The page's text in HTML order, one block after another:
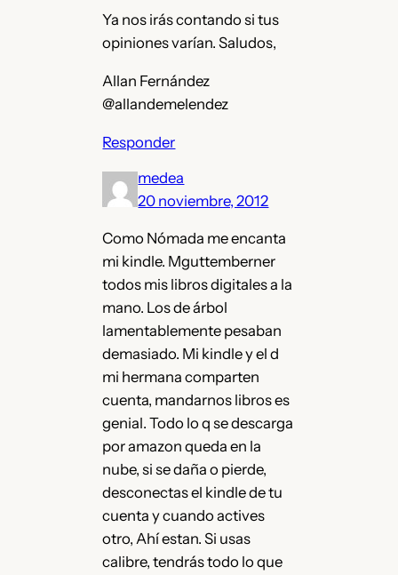
Ya nos irás contando si tus
opiniones varían. Saludos,
Allan Fernández
@allandemelendez
Responder
medea
20 noviembre, 2012
Como Nómada me encanta
mi kindle. Mguttemberner
todos mis libros digitales a la
mano. Los de árbol
lamentablemente pesaban
demasiado. Mi kindle y el d
mi hermana comparten
cuenta, mandarnos libros es
genial. Todo lo q se descarga
por amazon queda en la
nube, si se daña o pierde,
desconectas el kindle de tu
cuenta y cuando actives
otro, Ahí estan. Si usas
calibre, tendrás todo lo que